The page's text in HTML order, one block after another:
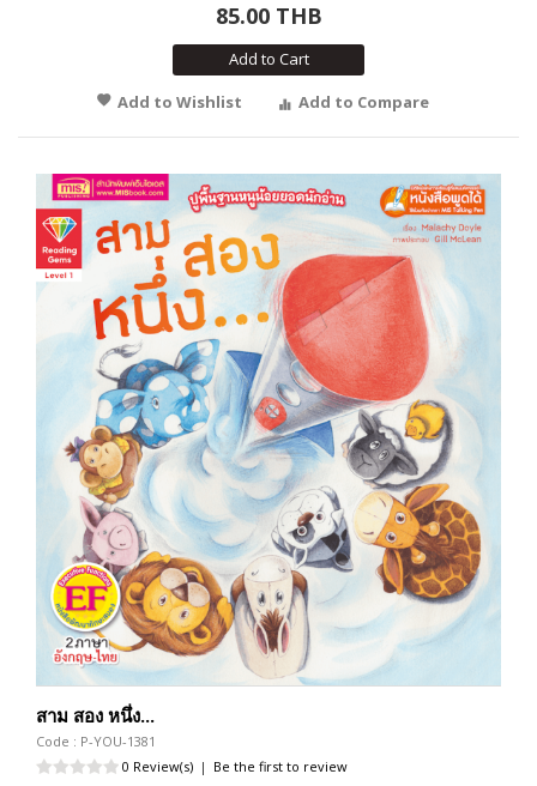
85.00 THB
Add to Cart
Add to Wishlist
Add to Compare
สาม สอง หนึ่ง...
Code : P-YOU-1381
0 Review(s) | Be the first to review